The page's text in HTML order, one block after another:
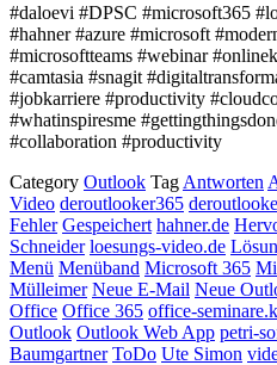
#daloevi #DPSC #microsoft365
#hahner #azure #microsoft
#microsoftteams #webinar
#camtasia #snagit
#jobkarriere #productivity
#whatinspiresme
#collaboration #productivity
Category Outlook Tag Antworten
Video deroutlooker365
Fehler Gespeichert hahner.de
Schneider loesungs-video.de
Menü Menüband Microsoft 365
Mülleimer Neue E-Mail Neue
Office Office 365 office-
Outlook Outlook Web App petri-
Baumgartner ToDo Ute Simon